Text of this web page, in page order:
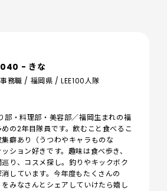
040 - きな
事務職 / 福岡県 / LEE100人隊
部・料理部・美容部／福岡生まれの福
の2年目隊員です。飲むこと食べるこ
癖あり（うつわやキャラものな
ション好きです。趣味は食べ歩き、
り、コスメ探し。釣りやキックボク
しています。今年度もたくさんの
をみなさんとシェアしていけたら嬉し